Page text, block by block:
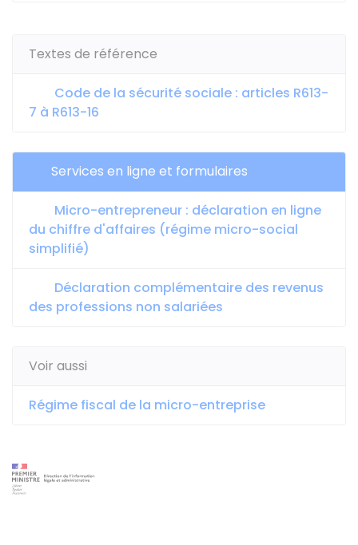
Textes de référence
Code de la sécurité sociale : articles R613-
7 à R613-16
Services en ligne et formulaires
Micro-entrepreneur : déclaration en ligne
du chiffre d'affaires (régime micro-social
simplifié)
Déclaration complémentaire des revenus
des professions non salariées
Voir aussi
Régime fiscal de la micro-entreprise